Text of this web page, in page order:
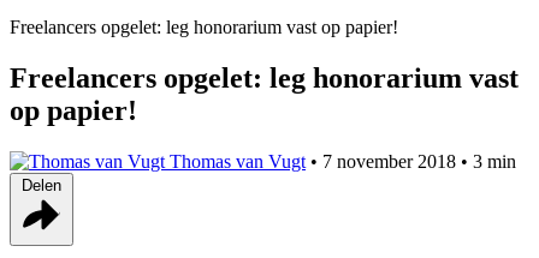
Freelancers opgelet: leg honorarium vast op papier!
Freelancers opgelet: leg honorarium vast
op papier!
Thomas van Vugt • 7 november 2018 • 3 min